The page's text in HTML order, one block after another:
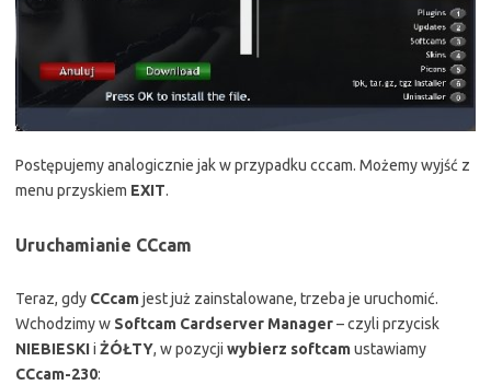
Postępujemy analogicznie jak w przypadku cccam. Możemy wyjść z
menu przyskiem EXIT.
Uruchamianie CCcam
Teraz, gdy CCcamjest już zainstalowane, trzeba je uruchomić.
Wchodzimy w Softcam Cardserver Manager– czyli przycisk
NIEBIESKIi ŻÓŁTY, w pozycji wybierz softcamustawiamy
CCcam-230: